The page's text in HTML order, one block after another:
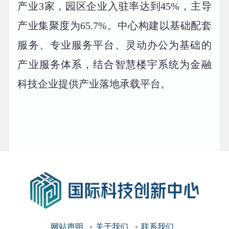
产业3家，园区企业入驻率达到45%，主导
产业集聚度为65.7%。中心构建以基础配套
服务、专业服务平台、灵动办公为基础的
产业服务体系，结合智慧楼宇系统为金融
科技企业提供产业落地承载平台。
网站声明 关于我们 联系我们